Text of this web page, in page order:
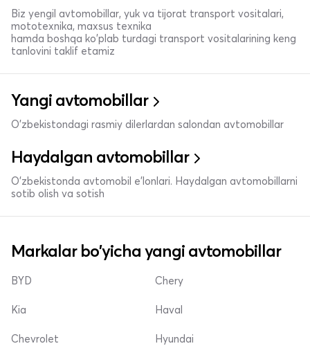
Biz yengil avtomobillar, yuk va tijorat transport vositalari,
mototexnika, maxsus texnika
hamda boshqa ko'plab turdagi transport vositalarining keng
tanlovini taklif etamiz
Yangi avtomobillar
O'zbekistondagi rasmiy dilerlardan salondan avtomobillar
Haydalgan avtomobillar
O'zbekistonda avtomobil e’lonlari. Haydalgan avtomobillarni
sotib olish va sotish
Markalar bo'yicha yangi avtomobillar
BYD
Kia
Chevrolet
Chery
Haval
Hyundai